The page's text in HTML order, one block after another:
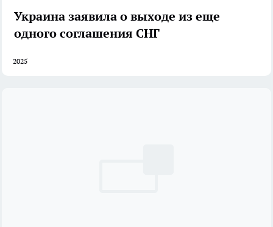
Украина заявила о выходе из еще
одного соглашения СНГ
2025